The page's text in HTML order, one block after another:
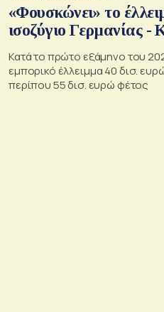
«Φουσκώνει» το
ισοζύγιο Γερμανίας -
Κατά το πρώτο εξάμηνο του
εμπορικό έλλειμμα 40 δισ.
περίπου 55 δισ. ευρώ φέτος